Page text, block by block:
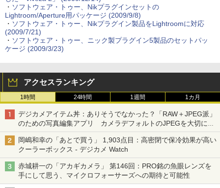
・ ソフトウェア・トゥー、Nikプラグインセットの
Lightroom/Aperture用パッケージ (2009/9/8)
・ ソフトウェア・トゥー、Nikプラグイン製品をLightroomに対応
(2009/7/21)
・ ソフトウェア・トゥー、ニック製プラグイン5製品のセットパッ
ケージ (2009/3/23)
アクセスランキング
1時間 24時間 1週間 1カ月
デジカメアイテム丼：ありそうでなかった？「RAW＋JPEG派」
のための写真編集アプリ カメラデフォルトのJPEGを大切にす
る「Filmator」
岡嶋和幸の「あとで買う」 1,903点目：高密閉で保冷効果が高い
クーラーボックス - デジカメ Watch
赤城耕一の「アカギカメラ」 第146回：PRO銘の魚眼レンズを
手にして思う、マイクロフォーサーズへの期待と可能性